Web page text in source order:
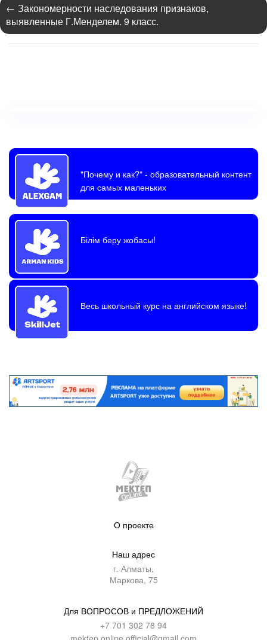
← Закономерности наследования признаков,
выявленные Г.Менделем. 9 класс.
"Почему и как?"- образовательный контент
для самых маленьких
Білім беру жобасы!
Весь школьный курс на английском языке!
О проекте
Наш адрес
г. Алматы,
Маркова, 75
Для ВОПРОСОВ и ПРЕДЛОЖЕНИЙ
+7 701 302 78 94